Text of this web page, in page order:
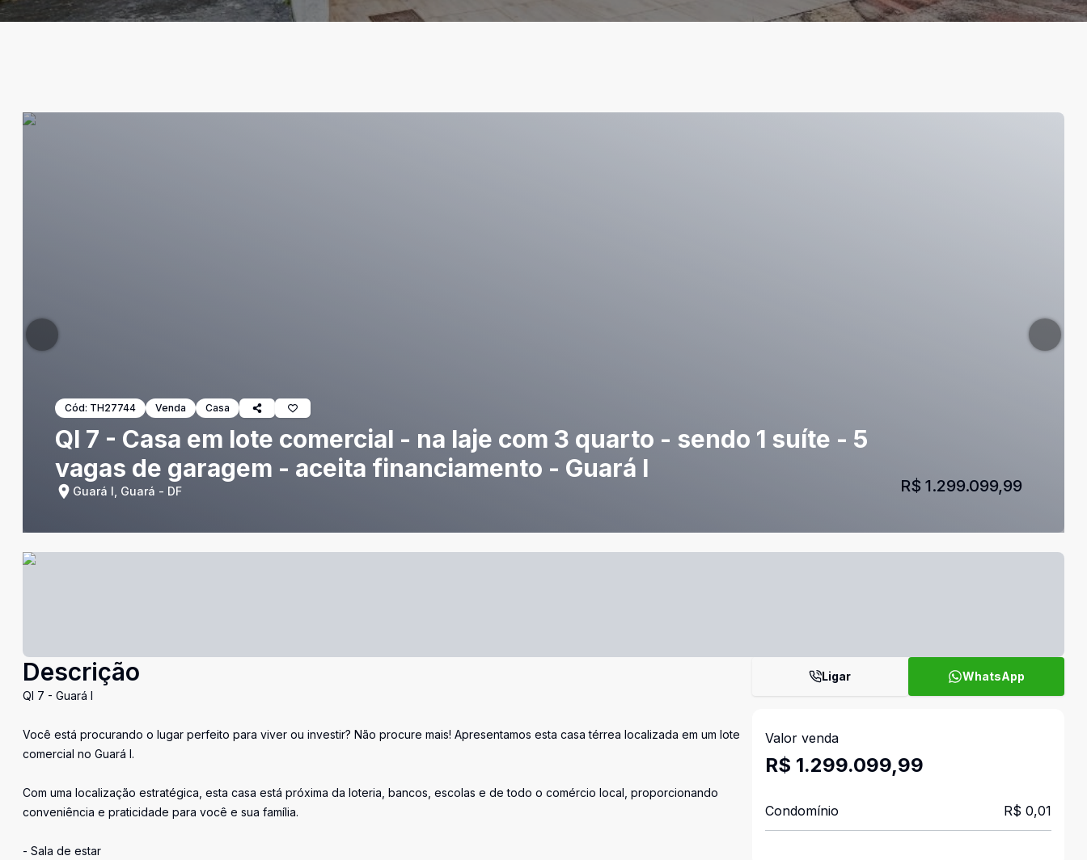
Cód: TH27744 Venda Casa
QI 7 - Casa em lote comercial - na laje com 3 quarto - sendo 1 suíte - 5
vagas de garagem - aceita financiamento - Guará I
Guará I, Guará - DF R$ 1.299.099,99
Descrição
QI 7 - Guará I
Você está procurando o lugar perfeito para viver ou investir? Não procure mais! Apresentamos esta casa térrea localizada em um lote
comercial no Guará I.
Com uma localização estratégica, esta casa está próxima da loteria, bancos, escolas e de todo o comércio local, proporcionando
conveniência e praticidade para você e sua família.
- Sala de estar
Ligar WhatsApp
Valor venda
R$ 1.299.099,99
Condomínio R$ 0,01